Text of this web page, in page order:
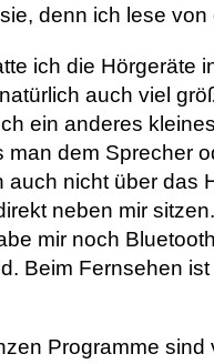
denn ich lese
ich die Hörgeräte
auch viel
ein anderes
man dem Sprecher
nicht über das
neben mir
mir noch
Beim Fernsehen
Programme sind